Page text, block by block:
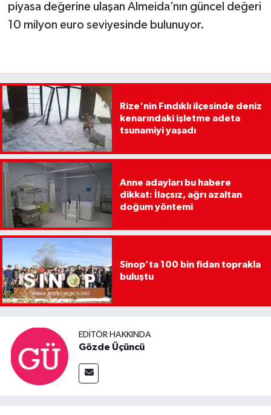
piyasa değerine ulaşan Almeida’nın güncel değeri
10 milyon euro seviyesinde bulunuyor.
Rize'nin Fındıklı ilçesinde deniz
kenarındaki işletme adeta
tsunamiyi yaşadı
Anne adayları bu habere
dikkat: İlaçsız, ağrı azaltan
doğum yöntemi
Sinop’ta 100 bin fidan toprakla
buluştu
EDITÖR HAKKINDA
Gözde Üçüncü